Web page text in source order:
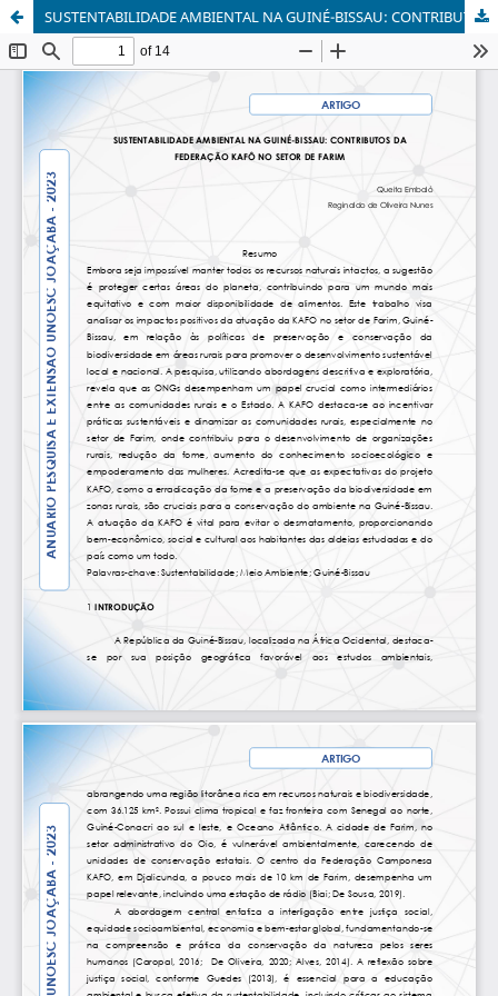
SUSTENTABILIDADE AMBIENTAL NA GUINÉ-BISSAU: CONTRIBUTOS DA FEDERAÇÃO KAFÔ NO SETOR DE FARIM